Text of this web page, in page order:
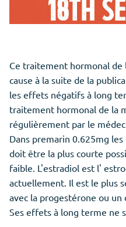
Ce traitement hormonal de
cause à la suite de la
les effets négatifs à long
traitement hormonal de la
régulièrement par le
Dans premarin 0.625mg
doit être la plus courte
faible. L'estradiol est l'
actuellement. Il est le plus
avec la progestérone ou un
Ses effets à long terme ne